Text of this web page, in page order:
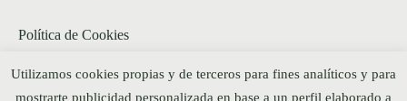
Política de Cookies
Política de privacidad y aviso legal web
Utilizamos cookies propias y de terceros para fines analíticos y para
mostrarte publicidad personalizada en base a un perfil elaborado a